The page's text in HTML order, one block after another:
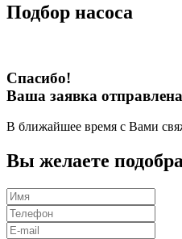
Подбор насоса
Спасибо!
Ваша заявка
В ближайшее время с Вами
Вы желаете